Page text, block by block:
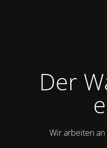
Der
Wir arbeiten